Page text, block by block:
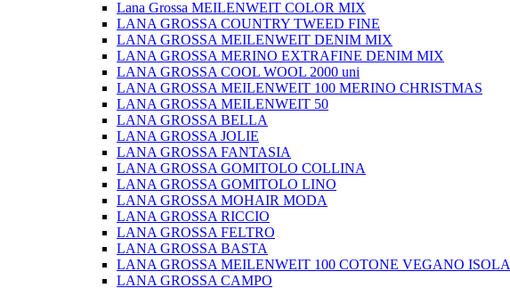
Lana Grossa MEILENWEIT COLOR MIX
LANA GROSSA COUNTRY TWEED FINE
LANA GROSSA MEILENWEIT DENIM MIX
LANA GROSSA MERINO EXTRAFINE DENIM MIX
LANA GROSSA COOL WOOL 2000 uni
LANA GROSSA MEILENWEIT 100 MERINO CHRISTMAS
LANA GROSSA MEILENWEIT 50
LANA GROSSA BELLA
LANA GROSSA JOLIE
LANA GROSSA FANTASIA
LANA GROSSA GOMITOLO COLLINA
LANA GROSSA GOMITOLO LINO
LANA GROSSA MOHAIR MODA
LANA GROSSA RICCIO
LANA GROSSA FELTRO
LANA GROSSA BASTA
LANA GROSSA MEILENWEIT 100 COTONE VEGANO ISOLA
LANA GROSSA CAMPO